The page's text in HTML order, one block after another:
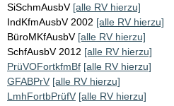
SiSchmAusbV [alle RV hierzu]
IndKfmAusbV 2002 [alle RV hierzu]
BüroMKfAusbV [alle RV hierzu]
SchfAusbV 2012 [alle RV hierzu]
PrüVOFortkfmBf [alle RV hierzu]
GFABPrV [alle RV hierzu]
LmhFortbPrüfV [alle RV hierzu]